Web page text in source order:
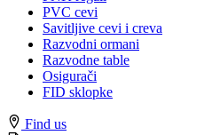
PVC cevi
Savitljive cevi i creva
Razvodni ormani
Razvodne table
Osigurači
FID sklopke
Find us